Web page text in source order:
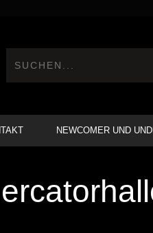
NEWCOMER UND